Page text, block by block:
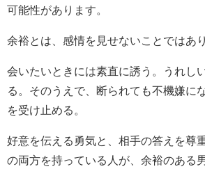
可能性があります。
余裕とは、感情を見せないことではあ
会いたいときには素直に誘う。うれし
る。そのうえで、断られても不機嫌に
を受け止める。
好意を伝える勇気と、相手の答えを尊
の両方を持っている人が、余裕のある